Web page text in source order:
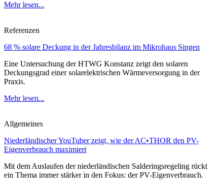
Mehr lesen...
Referenzen
68 % solare Deckung in der Jahresbilanz im Mikrohaus Singen
Eine Untersuchung der HTWG Konstanz zeigt den solaren
Deckungsgrad einer solarelektrischen Wärmeversorgung in der
Praxis.
Mehr lesen...
Allgemeines
Niederländischer YouTuber zeigt, wie der AC•THOR den PV-
Eigenverbrauch maximiert
Mit dem Auslaufen der niederländischen Salderingsregeling rückt
ein Thema immer stärker in den Fokus: der PV-Eigenverbrauch.